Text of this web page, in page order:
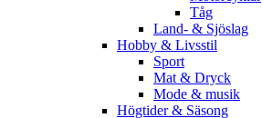
Tåg
Land- & Sjöslag
Hobby & Livsstil
Sport
Mat & Dryck
Mode & musik
Högtider & Säsong